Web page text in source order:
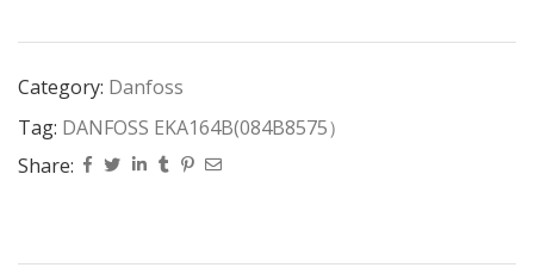
Category: Danfoss
Tag: DANFOSS EKA164B(084B8575）
Share: